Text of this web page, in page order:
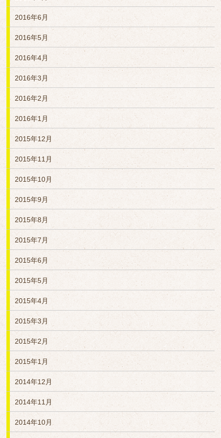
2016年6月
2016年5月
2016年4月
2016年3月
2016年2月
2016年1月
2015年12月
2015年11月
2015年10月
2015年9月
2015年8月
2015年7月
2015年6月
2015年5月
2015年4月
2015年3月
2015年2月
2015年1月
2014年12月
2014年11月
2014年10月